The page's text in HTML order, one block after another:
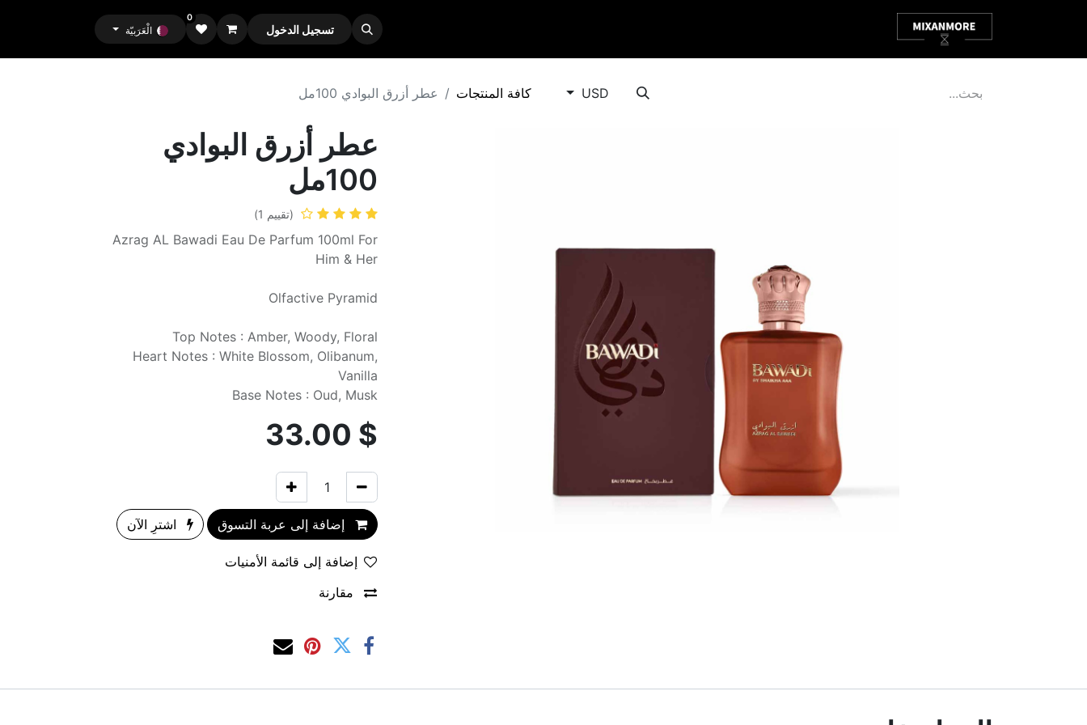
تسجيل الدخول
0
الْعَرَبيّة
USD كافة المنتجات عطر أزرق البوادي 100مل
عطر أزرق البوادي
100مل
(تقييم 1)
Azrag AL Bawadi Eau De Parfum 100ml For
Him & Her
Olfactive Pyramid
Top Notes : Amber, Woody, Floral
Heart Notes : White Blossom, Olibanum,
Vanilla
Base Notes : Oud, Musk
$
33.00
إضافة إلى عربة التسوق اشترِ الآن
إضافة إلى قائمة الأمنيات
مقارنة